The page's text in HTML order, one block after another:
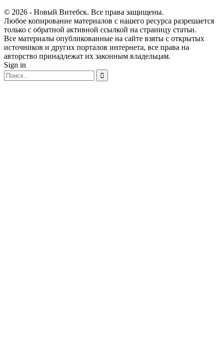
© 2026 - Новый Витебск. Все права защищены.
Любое копирование материалов с нашего ресурса разрешается
только с обратной активной ссылкой на страницу статьи.
Все материалы опубликованные на сайте взяты с открытых
источников и других порталов интернета, все права на
авторство принадлежат их законным владельцам.
Sign in